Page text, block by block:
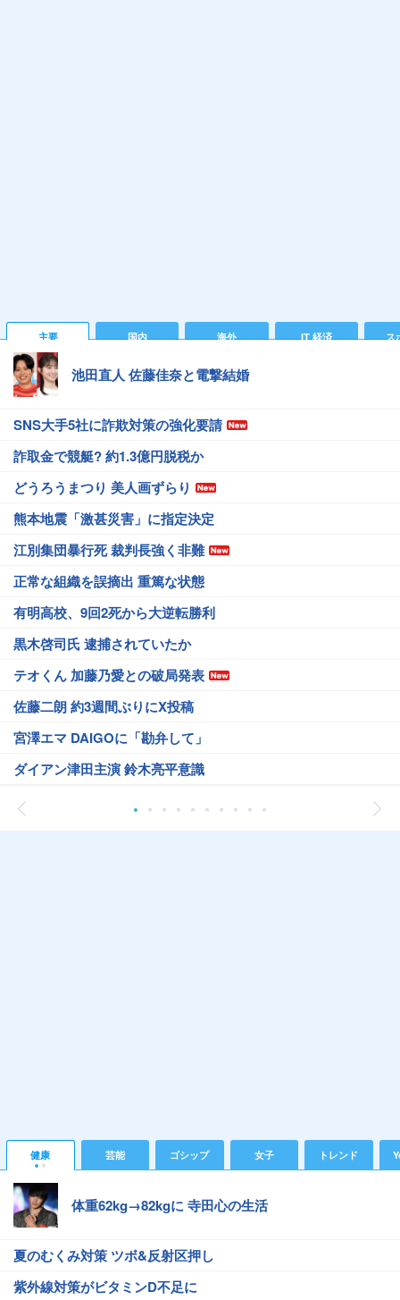
主要 国内 海外 IT 経済 ス
池田直人 佐藤佳奈と電撃結婚
SNS大手5社に詐欺対策の強化要請
詐取金で競艇? 約1.3億円脱税か
どうろうまつり 美人画ずらり
熊本地震「激甚災害」に指定決定
江別集団暴行死 裁判長強く非難
正常な組織を誤摘出 重篤な状態
有明高校、9回2死から大逆転勝利
黒木啓司氏 逮捕されていたか
テオくん 加藤乃愛との破局発表
佐藤二朗 約3週間ぶりにX投稿
宮澤エマ DAIGOに「勘弁して」
ダイアン津田主演 鈴木亮平意識
健康 芸能 ゴシップ 女子 トレンド
体重62kg→82kgに 寺田心の生活
夏のむくみ対策 ツボ&反射区押し
紫外線対策がビタミンD不足に